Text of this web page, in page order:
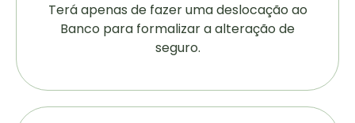
Terá apenas de fazer uma deslocação ao
Banco para formalizar a alteração de
seguro.